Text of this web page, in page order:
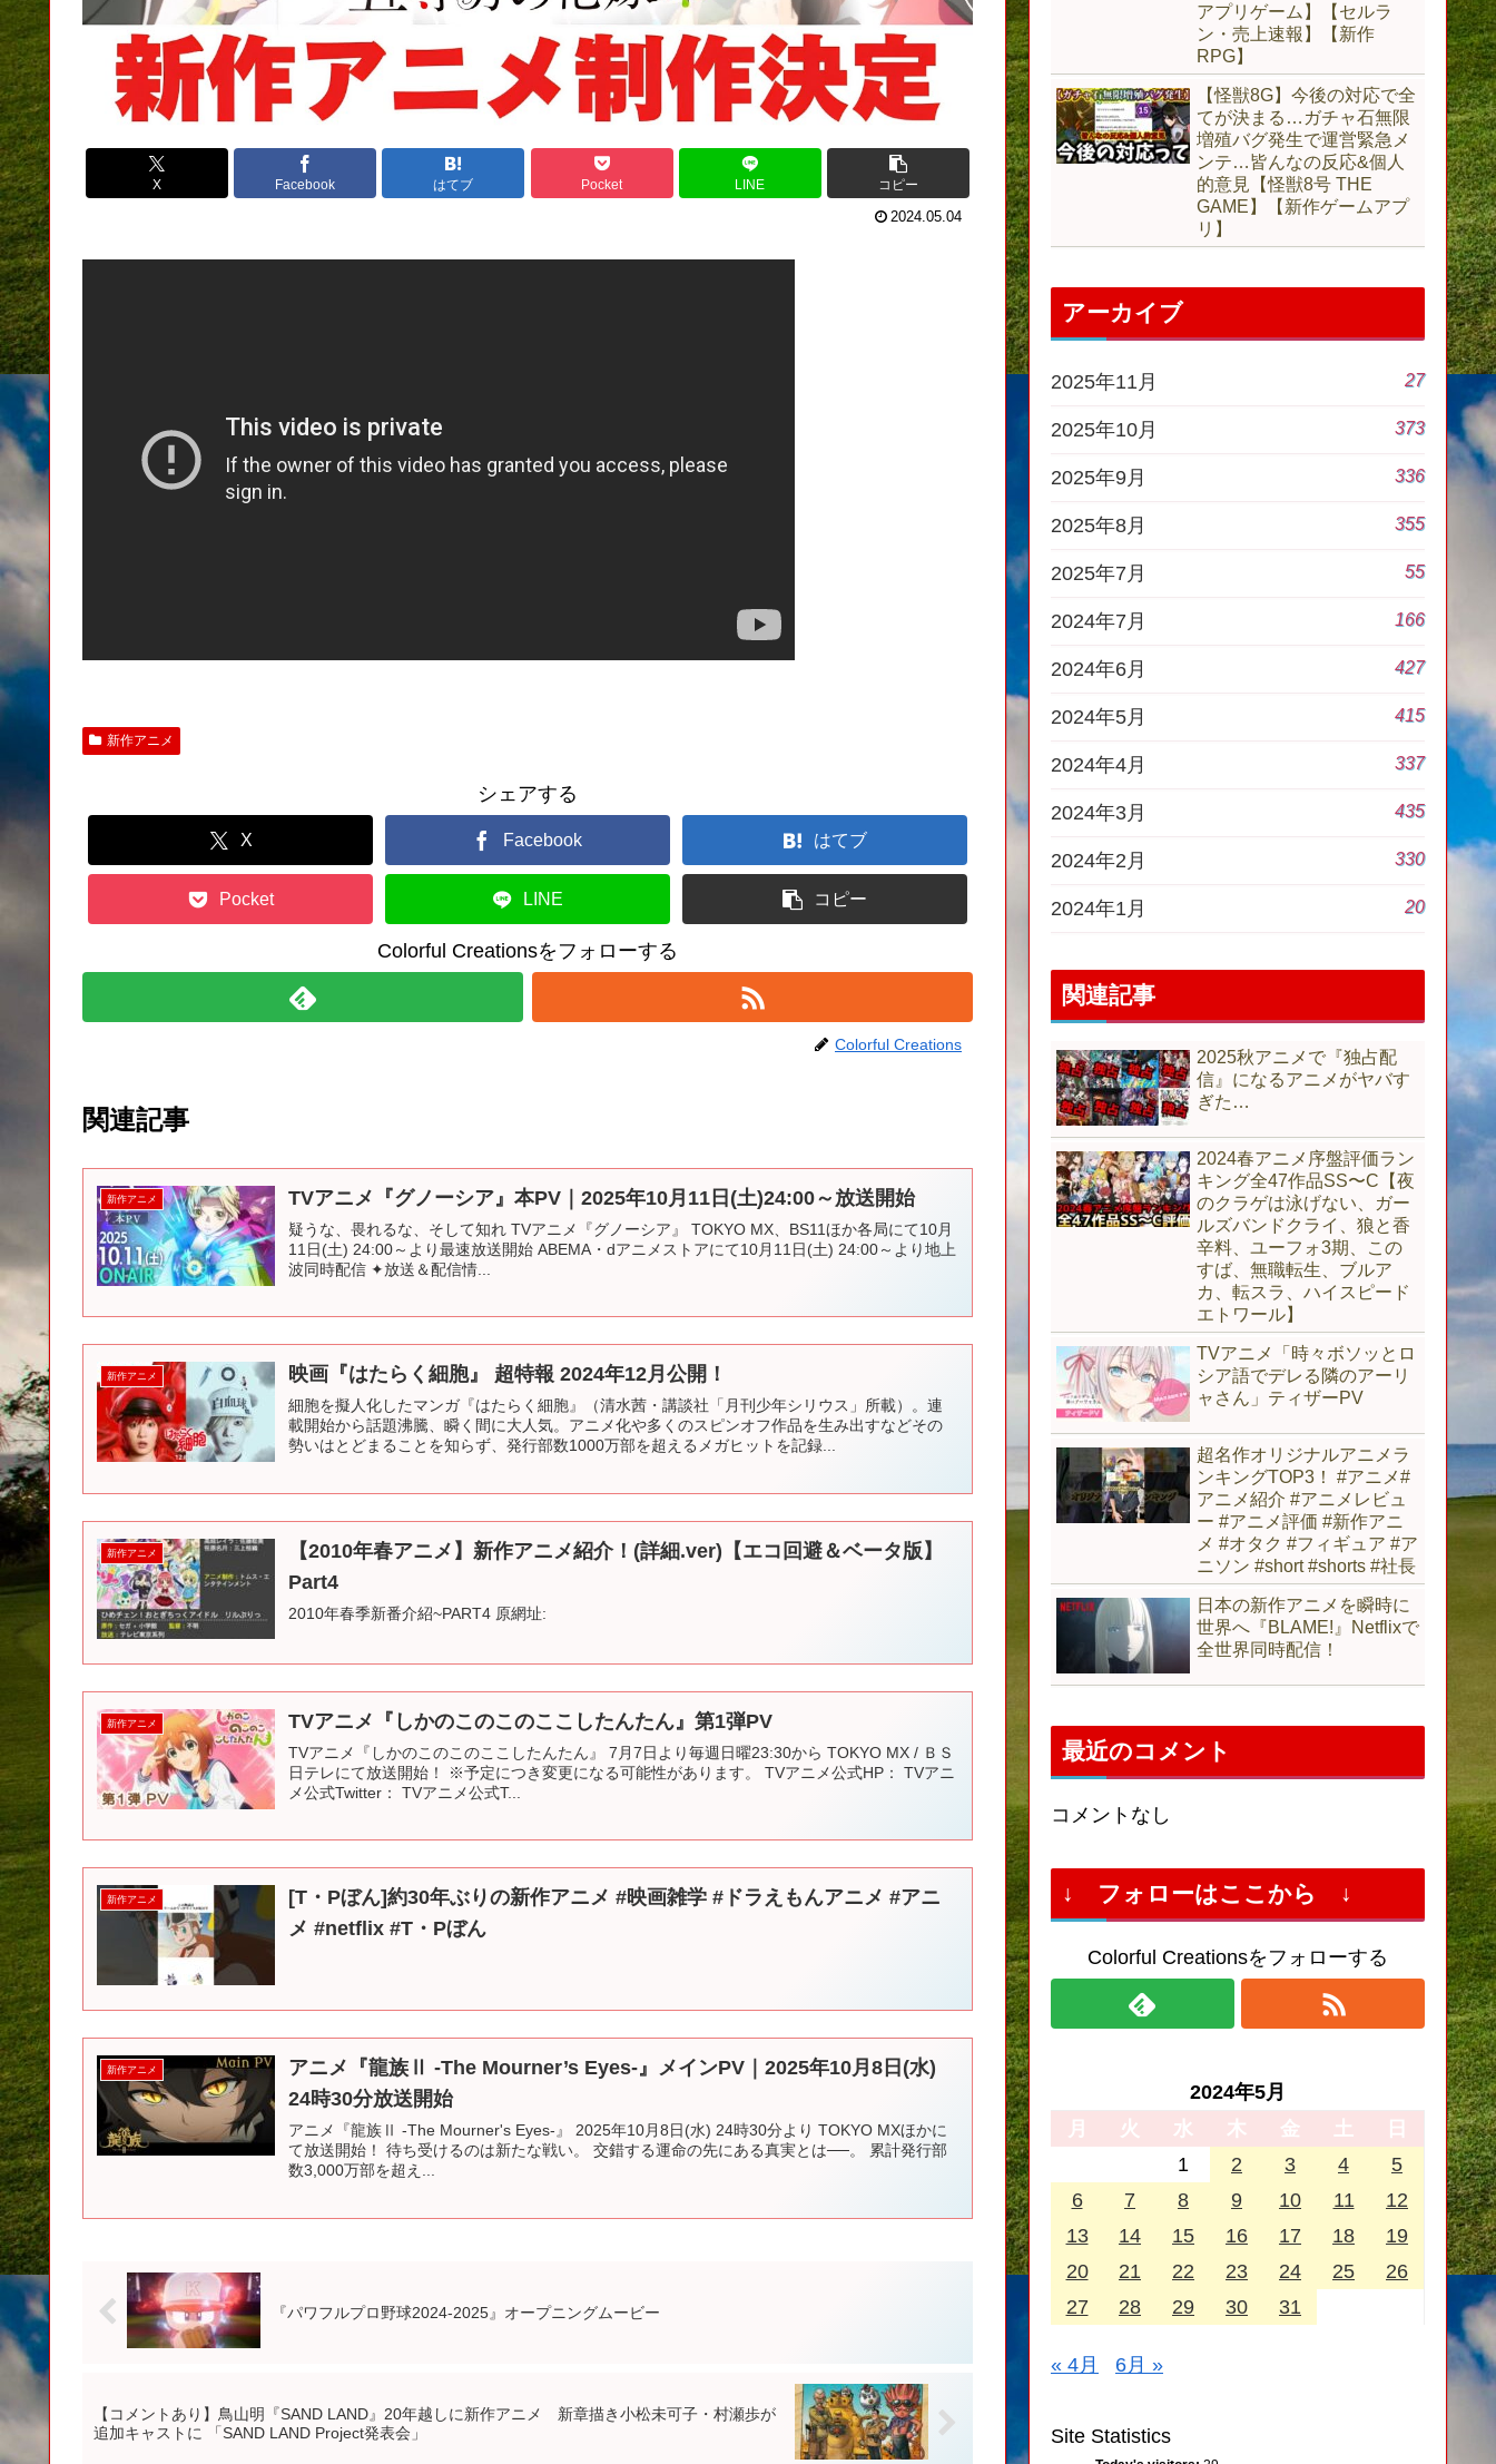
X Facebook はてブ Pocket LINE コピー
2024.05.04
新作アニメ
シェアする
X Facebook はてブ
Pocket LINE コピー
Colorful Creationsをフォローする
Colorful Creations
関連記事
新作アニメ TVアニメ『グノーシア』本PV｜2025年10月11日(土)24:00～放送開始
疑うな、畏れるな、そして知れ TVアニメ『グノーシア』 TOKYO MX、BS11ほか各局にて10月
11日(土) 24:00～より最速放送開始 ABEMA・dアニメストアにて10月11日(土) 24:00～より地上
波同時配信 ✦放送＆配信情...
新作アニメ 映画『はたらく細胞』 超特報 2024年12月公開！
細胞を擬人化したマンガ『はたらく細胞』（清水茜・講談社「月刊少年シリウス」所載）。連
載開始から話題沸騰、瞬く間に大人気。アニメ化や多くのスピンオフ作品を生み出すなどその
勢いはとどまることを知らず、発行部数1000万部を超えるメガヒットを記録...
新作アニメ
【2010年春アニメ】新作アニメ紹介！(詳細.ver)【エコ回避＆ベータ版】
Part4
2010年春季新番介紹~PART4 原網址:
新作アニメ TVアニメ『しかのこのこのここしたんたん』第1弾PV
TVアニメ『しかのこのこのここしたんたん』 7月7日より毎週日曜23:30から TOKYO MX / ＢＳ
日テレにて放送開始！ ※予定につき変更になる可能性があります。 TVアニメ公式HP： TVアニ
メ公式Twitter： TVアニメ公式T...
新作アニメ
[T・Pぼん]約30年ぶりの新作アニメ #映画雑学 #ドラえもんアニメ #アニ
メ #netflix #T・Pぼん
新作アニメ
アニメ『龍族Ⅱ -The Mourner’s Eyes-』メインPV｜2025年10月8日(水)
24時30分放送開始
アニメ『龍族Ⅱ -The Mourner's Eyes-』 2025年10月8日(水) 24時30分より TOKYO MXほかに
て放送開始！ 待ち受けるのは新たな戦い。 交錯する運命の先にある真実とは──。 累計発行部
数3,000万部を超え...
『パワフルプロ野球2024-2025』オープニングムービー
【コメントあり】鳥山明『SAND LAND』20年越しに新作アニメ 新章描き小松未可子・村瀬歩が
追加キャストに 「SAND LAND Project発表会」
アプリゲーム】【セルラ
ン・売上速報】【新作
RPG】
【怪獣8G】今後の対応で全
てが決まる…ガチャ石無限
増殖バグ発生で運営緊急メ
ンテ…皆んなの反応&個人
的意見【怪獣8号 THE
GAME】【新作ゲームアプ
リ】
アーカイブ
2025年11月 27
2025年10月 373
2025年9月 336
2025年8月 355
2025年7月 55
2024年7月 166
2024年6月 427
2024年5月 415
2024年4月 337
2024年3月 435
2024年2月 330
2024年1月 20
関連記事
2025秋アニメで『独占配
信』になるアニメがヤバす
ぎた…
2024春アニメ序盤評価ラン
キング全47作品SS〜C【夜
のクラゲは泳げない、ガー
ルズバンドクライ、狼と香
辛料、ユーフォ3期、この
すば、無職転生、ブルア
カ、転スラ、ハイスピード
エトワール】
TVアニメ「時々ボソッとロ
シア語でデレる隣のアーリ
ャさん」ティザーPV
超名作オリジナルアニメラ
ンキングTOP3！ #アニメ#
アニメ紹介 #アニメレビュ
ー #アニメ評価 #新作アニ
メ #オタク #フィギュア #ア
ニソン #short #shorts #社長
日本の新作アニメを瞬時に
世界へ『BLAME!』Netflixで
全世界同時配信！
最近のコメント
コメントなし
↓ フォローはここから ↓
Colorful Creationsをフォローする
2024年5月
月
火 水 木 金 土
日
1
2 3 4
5
6
7 8 9 10 11
12
13
14 15 16 17 18
19
20
21 22 23 24 25
26
27
28 29 30 31
« 4月 6月 »
Site Statistics